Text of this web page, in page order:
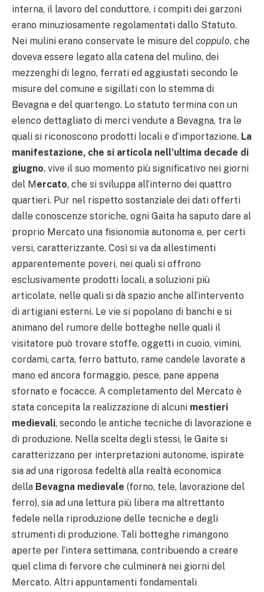
interna, il lavoro del conduttore, i compiti dei garzoni
erano minuziosamente regolamentati dallo Statuto.
Nei mulini erano conservate le misure del coppulo, che
doveva essere legato alla catena del mulino, dei
mezzenghi di legno, ferrati ed aggiustati secondo le
misure del comune e sigillati con lo stemma di
Bevagna e del quartengo. Lo statuto termina con un
elenco dettagliato di merci vendute a Bevagna, tra le
quali si riconoscono prodotti locali e d’importazione. La
manifestazione, che si articola nell’ultima decade di
giugno, vive il suo momento più significativo nei giorni
del Mercato, che si sviluppa all’interno dei quattro
quartieri. Pur nel rispetto sostanziale dei dati offerti
dalle conoscenze storiche, ogni Gaita ha saputo dare al
proprio Mercato una fisionomia autonoma e, per certi
versi, caratterizzante. Così si va da allestimenti
apparentemente poveri, nei quali si offrono
esclusivamente prodotti locali, a soluzioni più
articolate, nelle quali si dà spazio anche all’intervento
di artigiani esterni. Le vie si popolano di banchi e si
animano del rumore delle botteghe nelle quali il
visitatore può trovare stoffe, oggetti in cuoio, vimini,
cordami, carta, ferro battuto, rame candele lavorate a
mano ed ancora formaggio, pesce, pane appena
sfornato e focacce. A completamento del Mercato è
stata concepita la realizzazione di alcuni mestieri
medievali, secondo le antiche tecniche di lavorazione e
di produzione. Nella scelta degli stessi, le Gaite si
caratterizzano per interpretazioni autonome, ispirate
sia ad una rigorosa fedeltà alla realtà economica
della Bevagna medievale (forno, tele, lavorazione del
ferro), sia ad una lettura più libera ma altrettanto
fedele nella riproduzione delle tecniche e degli
strumenti di produzione. Tali botteghe rimangono
aperte per l’intera settimana, contribuendo a creare
quel clima di fervore che culminerà nei giorni del
Mercato. Altri appuntamenti fondamentali